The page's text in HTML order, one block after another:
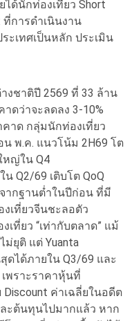
ได้นักท่องเที่ยว Short
ที่การดำเนินงาน
ะเทศเป็นหลัก ประเมิน
งชาติปี 2569 ที่ 33 ล้าน
ดว่าจะลดลง 3-10%
าด กลุ่มนักท่องเที่ยว
พ.ค. แนวโน้ม 2H69 โต
หญ่ใน Q4
Q2/69 เติบโต QoQ
จากฐานต่ำในปีก่อน ที่มี
เที่ยวจีนชะลอตัว
ที่ยว “เท่ากับตลาด” แม้
ยุติ แต่ Yuanta
ดได้ภายใน Q3/69 และ
พราะราคาหุ้นที่
ค่าเฉลี่ยในอดีต
ะต้นทุนไปมากแล้ว หาก